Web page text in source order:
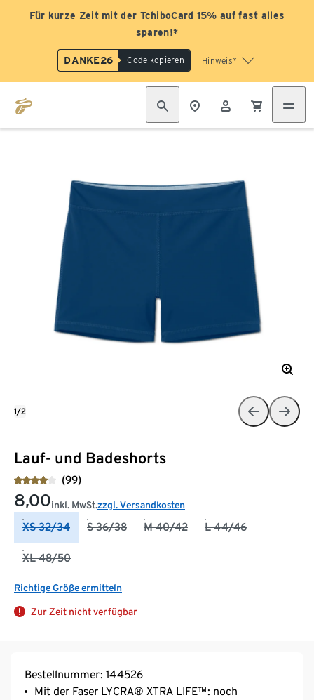
Für kurze Zeit mit der TchiboCard 15% auf fast alles
sparen!*
DANKE26 Code kopieren Hinweis*
Lauf- und Badeshorts
(99)
8,00inkl. MwSt.zzgl. Versandkosten
XS 32/34 S 36/38 M 40/42 L 44/46
XL 48/50
Richtige Größe ermitteln
Zur Zeit nicht verfügbar
1/2
Bestellnummer: 144526
Mit der Faser LYCRA® XTRA LIFE™: noch